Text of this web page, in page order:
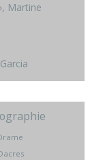
Martine